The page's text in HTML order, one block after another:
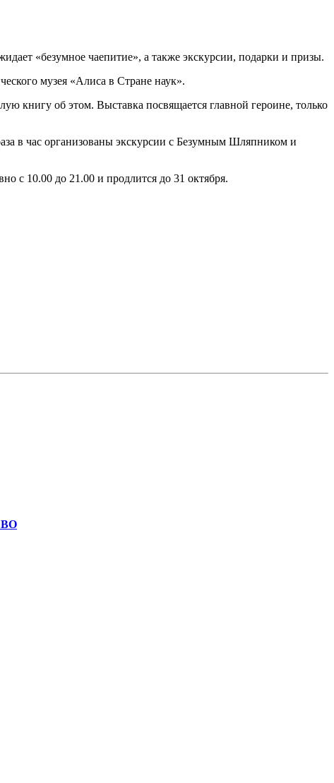
«безумное чаепитие», а также экскурсии, подарки и призы.
музея «Алиса в Стране наук».
книгу об этом. Выставка посвящается главной героине, только
в час организованы экскурсии с Безумным Шляпником и
с 10.00 до 21.00 и продлится до 31 октября.